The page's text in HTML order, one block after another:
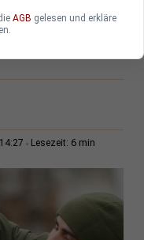
Lesezeit: 6 min
AGB gelesen und erkläre